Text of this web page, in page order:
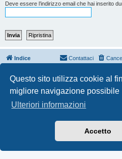
Questo sito utilizza cookie al
migliore navigazione possibile
Ulteriori informazioni
Accetto
Deve essere l’indirizzo email che hai inserito
Indice Contattaci
Creato daphpBB ® Forum
Privacy|